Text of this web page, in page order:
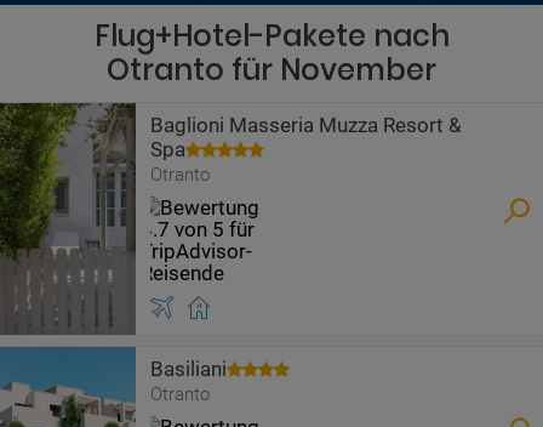
Flug+Hotel-Pakete nach
Otranto für November
Baglioni Masseria Muzza Resort &
Spa
Otranto
Basiliani
Otranto